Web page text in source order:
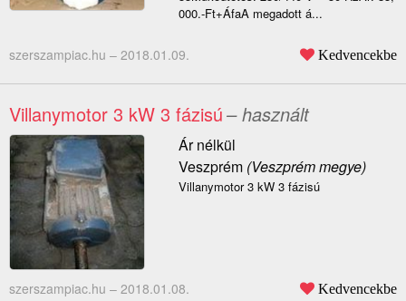
000.-Ft+ÁfaA megadott á...
szerszampiac.hu – 2018.01.09. Kedvencekbe
Villanymotor 3 kW 3 fázisú– használt
Ár nélkül
Veszprém(Veszprém megye)
Villanymotor 3 kW 3 fázisú
szerszampiac.hu – 2018.01.08. Kedvencekbe